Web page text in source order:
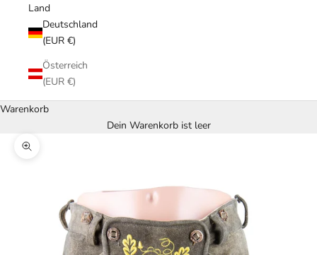
Land
Deutschland
(EUR €)
Österreich
(EUR €)
Warenkorb
Dein Warenkorb ist leer
Bild vergrößern